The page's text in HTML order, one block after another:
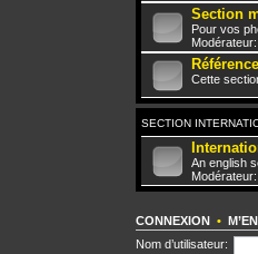
Section
Pour vos
Modérateur:
Cette
SECTION
An english
Modérateur:
CONNEXION •
Nom d’utilisateur: